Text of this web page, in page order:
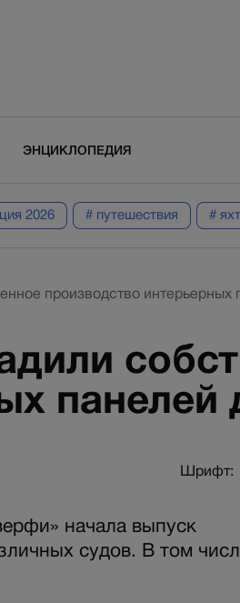
ЭНЦИКЛОПЕДИЯ
2026 # путешествия #
производство интерьерных
панелей
Шрифт:
начала выпуск
судов. В том